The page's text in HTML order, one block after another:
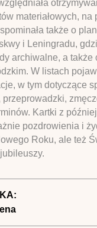
materiałowych,
także o
i Leningradu,
archiwalne, a także
W listach
w tym dotyczące
Kartki z
pozdrowienia i
Roku, ale też